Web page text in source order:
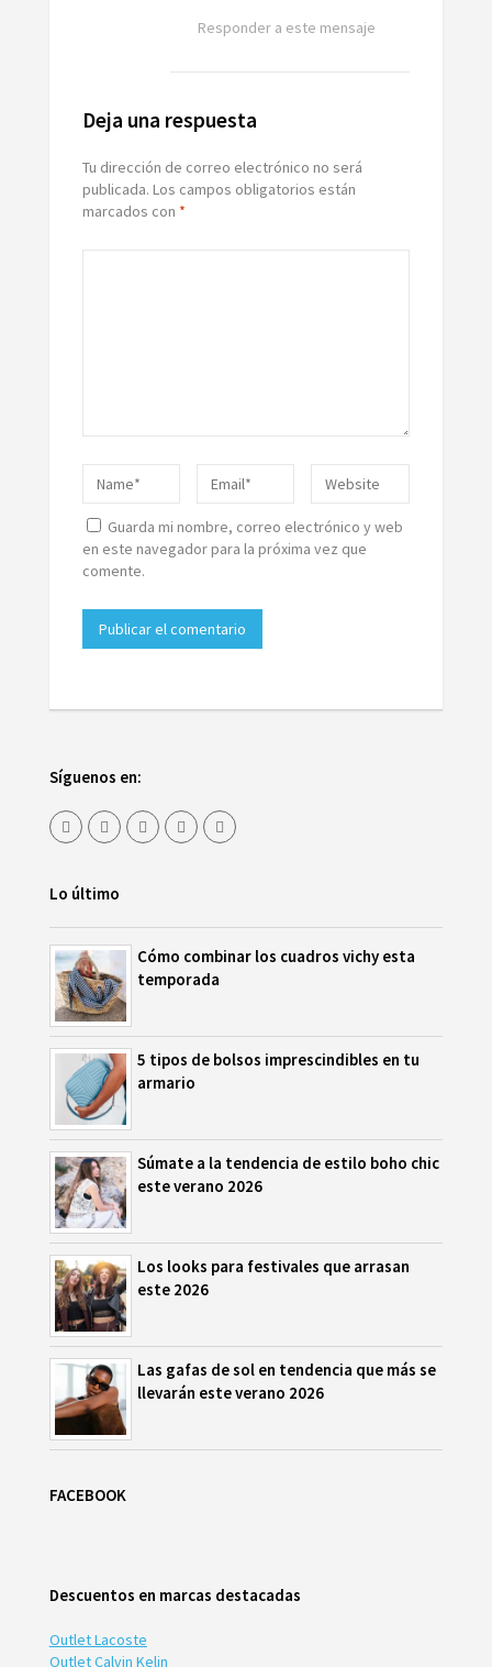
Responder a este mensaje
Deja una respuesta
Tu dirección de correo electrónico no será
publicada. Los campos obligatorios están
marcados con *
Guarda mi nombre, correo electrónico y web
en este navegador para la próxima vez que
comente.
Síguenos en:
Lo último
Cómo combinar los cuadros vichy esta
temporada
5 tipos de bolsos imprescindibles en tu
armario
Súmate a la tendencia de estilo boho chic
este verano 2026
Los looks para festivales que arrasan
este 2026
Las gafas de sol en tendencia que más se
llevarán este verano 2026
FACEBOOK
Descuentos en marcas destacadas
Outlet Lacoste
Outlet Calvin Kelin